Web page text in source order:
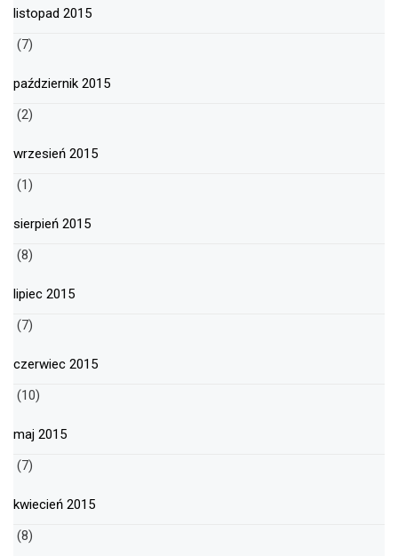
listopad 2015
(7)
październik 2015
(2)
wrzesień 2015
(1)
sierpień 2015
(8)
lipiec 2015
(7)
czerwiec 2015
(10)
maj 2015
(7)
kwiecień 2015
(8)